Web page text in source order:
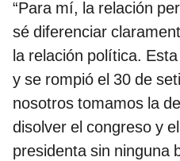
“Para mí, la relación
sé diferenciar
la relación política.
y se rompió el 30 de
nosotros tomamos la
disolver el congreso y
presidenta sin ninguna